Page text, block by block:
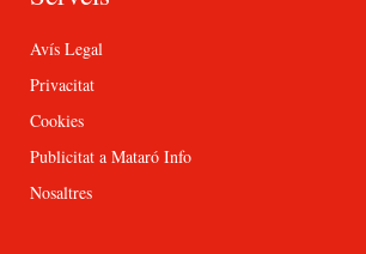
Avís Legal
Privacitat
Cookies
Publicitat a Mataró Info
Nosaltres